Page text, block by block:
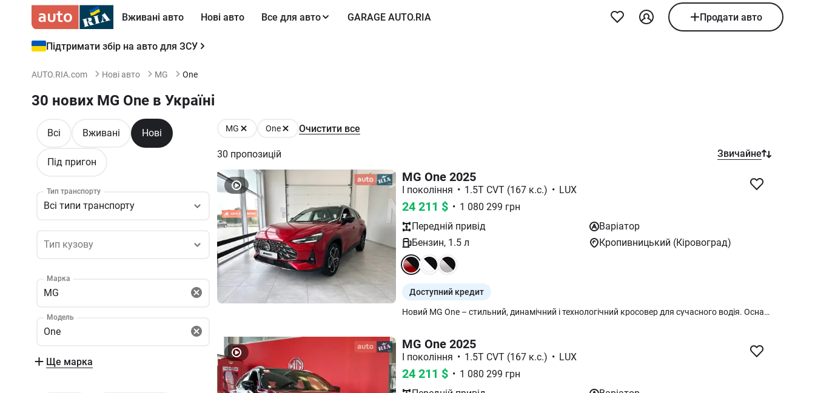
Вживані авто Нові авто Все для авто GARAGE AUTO.RIA Продати авто
Підтримати збір на авто для ЗСУ
AUTO.RIA.com Нові авто MG One
30 нових MG One в Україні
Всі Вживані Нові
Під пригон
Тип транспорту
Всі типи транспорту
Тип кузову
Тип кузову
Марка
MG
Модель
One
Ще марка
MG One Очистити все
30 пропозицій Звичайне
MG One 2025
I покоління • 1.5T CVT (167 к.с.) • LUX
24 211 $ • 1 080 299 грн
Передній привід
Варіатор
Бензин, 1.5 л Кропивницький (Кіровоград)
Доступний кредит
Новий MG One – стильний, динамічний і технологічний кросовер для сучасного водія. Оснащений бензиновим двигуном 1.5T (167 к.с.) та варіатором, цей автомобіль забезпечує плавну та комфортну їзду. MG One чудово підходить для щоденних міських маршрутів і подорожей на вихідні. Сучасний дизайн, високий рівень оснащення, просторий салон і яскравий вигляд у білому кольорі — усе, що потрібно для активного та впевненого стилю життя.
MG One 2025
I покоління • 1.5T CVT (167 к.с.) • LUX
24 211 $ • 1 080 299 грн